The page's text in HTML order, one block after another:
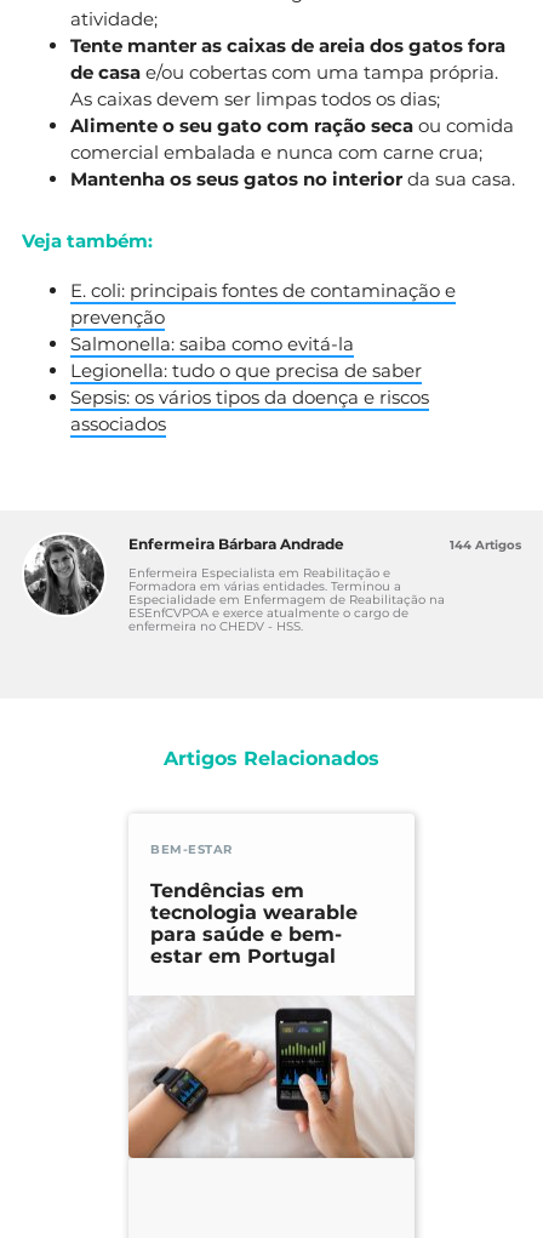
atividade;
Tente manter as caixas de areia dos gatos fora
de casa e/ou cobertas com uma tampa própria.
As caixas devem ser limpas todos os dias;
Alimente o seu gato com ração seca ou comida
comercial embalada e nunca com carne crua;
Mantenha os seus gatos no interior da sua casa.
Veja também:
E. coli: principais fontes de contaminação e
prevenção
Salmonella: saiba como evitá-la
Legionella: tudo o que precisa de saber
Sepsis: os vários tipos da doença e riscos
associados
Enfermeira Bárbara Andrade
Enfermeira Especialista em Reabilitação e
Formadora em várias entidades. Terminou a
Especialidade em Enfermagem de Reabilitação na
ESEnfCVPOA e exerce atualmente o cargo de
enfermeira no CHEDV - HSS.
144 Artigos
Artigos Relacionados
BEM-ESTAR
Tendências em
tecnologia wearable
para saúde e bem-
estar em Portugal